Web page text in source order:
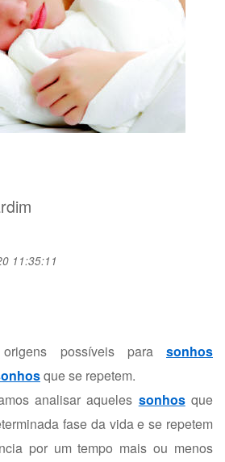
11:35:11
possíveis para sonhos
que se repetem.
analisar aqueles sonhosque
fase da vida e se repetem
por um tempo mais ou menos